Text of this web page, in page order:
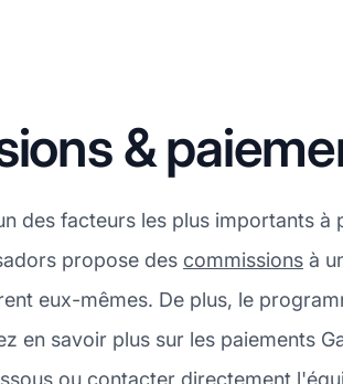
&
des facteurs les plus importants
propose des commissions à
eux-mêmes. De plus, le
en savoir plus sur les paiements
ou contacter directement